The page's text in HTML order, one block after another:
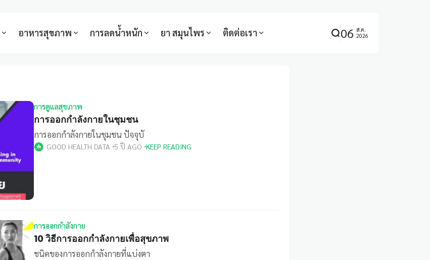
อาหารสุขภาพ การลดน้ำหนัก ยา สมุนไพร ติดต่อเรา 06 ส.ค.
2026
การดูแลสุขภาพ
การออกกําลังกายในชุมชน
การออกกําลังกายในชุมชน ปัจจุบั
GOOD HEALTH DATA 5 ปี AGO KEEP READING
การออกกำลังกาย
10 วิธีการออกกําลังกายเพื่อสุขภาพ
ชนิดของการออกกำลังกายที่แบ่งตา